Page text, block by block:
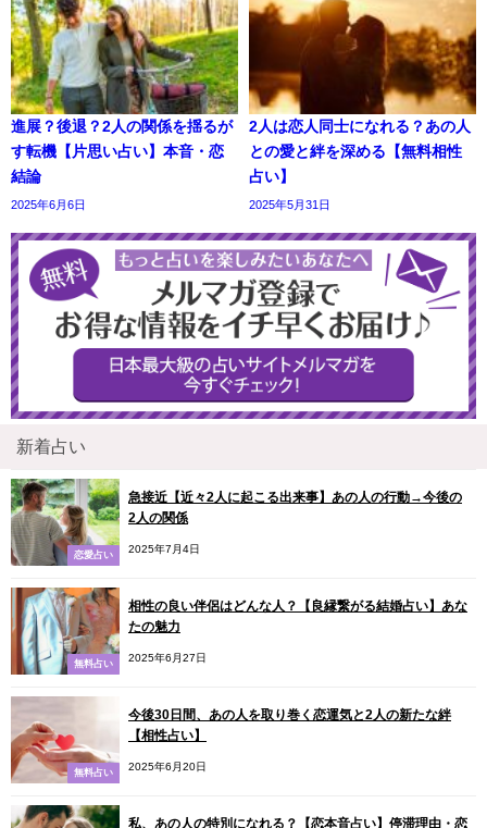
進展？後退？2人の関係を揺るが
す転機【片思い占い】本音・恋
結論
2025年6月6日
2人は恋人同士になれる？あの人
との愛と絆を深める【無料相性
占い】
2025年5月31日
新着占い
恋愛占い
急接近【近々2人に起こる出来事】あの人の行動→今後の
2人の関係
2025年7月4日
無料占い
相性の良い伴侶はどんな人？【良縁繋がる結婚占い】あな
たの魅力
2025年6月27日
無料占い
今後30日間、あの人を取り巻く恋運気と2人の新たな絆
【相性占い】
2025年6月20日
私、あの人の特別になれる？【恋本音占い】停滞理由・恋